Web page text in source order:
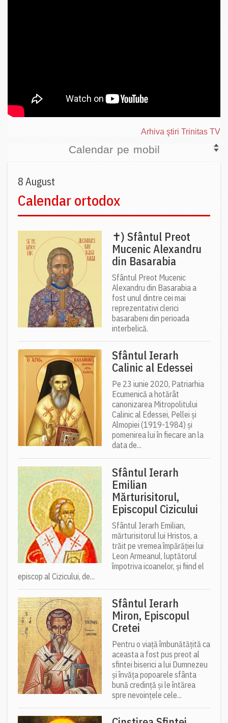
Arhiva ştiri Trinitas TV
Calendar pe mobil
8 August
Calendar ortodox
✝) Sfântul Preot
Mucenic Alexandru
din Basarabia
Sfântul Preot Mucenic
Alexandru din Basarabia a
fost unul dintre cei mai
reprezentativi clerici
basarabeni din perioada
interbelică.
Sfântul Ierarh
Calinic al Edessei
Pe 23 iunie 2020, Patriarhia
Ecumenică a hotărât
canonizarea Mitropolitului
Calinic al Edessei, Pellei și
Almopiei (1919-1984) și
pomenirea lui în fiecare an la
data de...
Sfântul Ierarh
Emilian
Mărturisitorul,
Episcopul Cizicului
Sfântul Ierarh Emilian,
mărturisitorul lui Hristos, a
trăit pe vremea împărăției lui
Leon Armeanul, luptătorul
împotriva icoanelor, și fiind el
episcop al Cizicului, de...
Sfântul Ierarh
Miron, Episcopul
Cretei
Pentru o viață îmbunătățită ca
aceasta a fost pus preot al
sfintei biserici a lui Dumnezeu
și învăța popoarele sfânta
bună credință și le întărea
spre nevoințele cele...